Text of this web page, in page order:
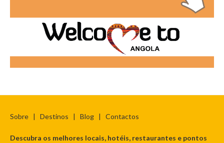
Sobre | Destinos | Blog | Contactos
Descubra os melhores locais, hotéis, restaurantes e pontos